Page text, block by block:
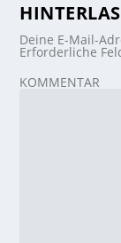
Deine E-Mail-
Erforderliche
KOMMENTAR